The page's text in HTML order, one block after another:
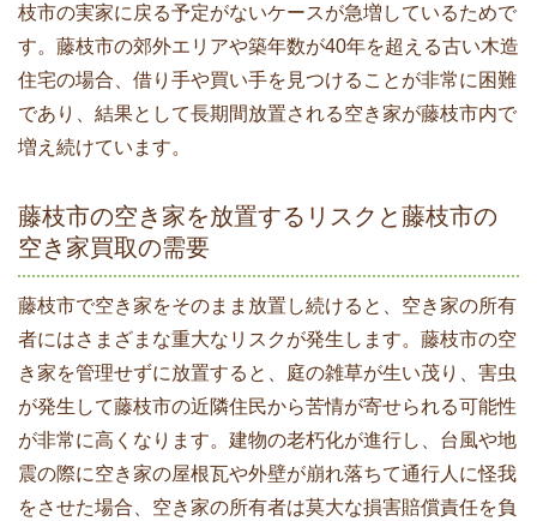
枝市の実家に戻る予定がないケースが急増しているためで
す。藤枝市の郊外エリアや築年数が40年を超える古い木造
住宅の場合、借り手や買い手を見つけることが非常に困難
であり、結果として長期間放置される空き家が藤枝市内で
増え続けています。
藤枝市の空き家を放置するリスクと藤枝市の
空き家買取の需要
藤枝市で空き家をそのまま放置し続けると、空き家の所有
者にはさまざまな重大なリスクが発生します。藤枝市の空
き家を管理せずに放置すると、庭の雑草が生い茂り、害虫
が発生して藤枝市の近隣住民から苦情が寄せられる可能性
が非常に高くなります。建物の老朽化が進行し、台風や地
震の際に空き家の屋根瓦や外壁が崩れ落ちて通行人に怪我
をさせた場合、空き家の所有者は莫大な損害賠償責任を負